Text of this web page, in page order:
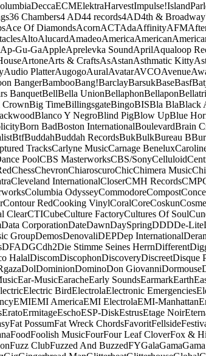
DeccaECMElektraHarvestImpulse!Island
36 Chambers4 AD44 records4AD4th & Broadway
Ace Of DiamondsAcornACTAdaAffinityAFM
AltoAlucardAmadeoAmericaAmerican
Ap-Gu-GaAppleAprelevka SoundAprilAqualoop
ArtoneArts & CraftsAsAstanAsthmatic Kitty
Audio PlatterAugogoAuralAvatarAVCOAvenue
BangerBambooBang!BarclayBarsukBaseBasf
BanquetBellBella UnionBellaphonBellapon
CrownBig TimeBillingsgateBingoBISBla BlaBlack
Blanco Y NegroBlind PigBlow UpBlue
Born BadBoston InternationalBoulevardBrain
BtfBuddahBuddah RecordsBukBulkBureau B
TracksCarlyne MusicCarnage Benelux
PoolCBS MasterworksCBS/SonyCelluloid
ChessChevronChiaroscuroChicChimera Music
Cleveland InternationalCloserCMH RecordsCMP
Columbia OdysseyCommodoreCompost
Contour RedCooking VinylCoralCoreCoskun
ClearCTICubeCulture FactoryCultures Of Soul
Data CorporationDateDawnDaySpringDDDDe-Lite
GroupDemosDenovaliDEPDep International
DFADGCdh2Die Stimme Seines HerrnDifferent
HalalDiscomDiscophonDiscoveryDiscreetDisque
DolDominionDominoDon GiovanniDormouse
Ear-MusicEaracheEarly SoundsEarmarkEarth
Electric BirdElectrolaElectronic Emergencies
EMIEMI AmericaEMI ElectrolaEMI-Manhattan
EratoErmitageEschoESP-DiskEstrusEtage Noir
Fat PossumFat Wreck ChordsFavoritFellside
FoodFoolish MusicFourFour Leaf CloverFox &
Fuzz ClubFuzzed And BuzzedFYGalaGama